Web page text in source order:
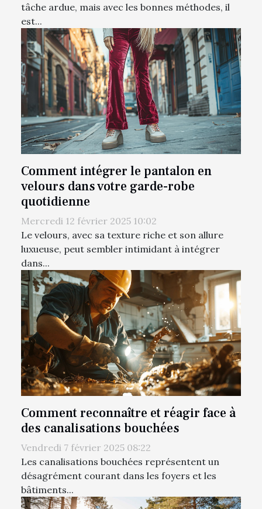
tâche ardue, mais avec les bonnes méthodes, il
est...
Comment intégrer le pantalon en
velours dans votre garde-robe
quotidienne
Mercredi 12 février 2025 10:02
Le velours, avec sa texture riche et son allure
luxueuse, peut sembler intimidant à intégrer
dans...
Comment reconnaître et réagir face à
des canalisations bouchées
Vendredi 7 février 2025 08:22
Les canalisations bouchées représentent un
désagrément courant dans les foyers et les
bâtiments...